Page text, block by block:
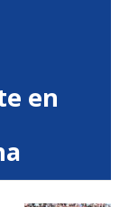
en